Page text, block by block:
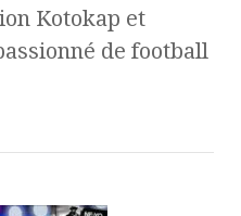
Kotokap et
de football